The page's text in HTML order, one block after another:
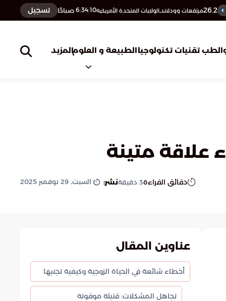
26.2مرتفعات وودلاند,الولايات المتحدة الأمريكية6:34:11 صباحًا تسجيل
تقنيات تكنولوجياالطبيعة و العلومالمزيد
علاقة متينة
دقائق القراءة3 دقيقةنشر: السبت, 29 نوفمبر 2025
عناوين المقال
أخطاء شائعة في الحياة الزوجية وكيفية تجنبها
تجاهل المشكلات: قنبلة موقوتة